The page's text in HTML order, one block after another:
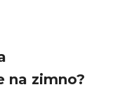
na zimno?